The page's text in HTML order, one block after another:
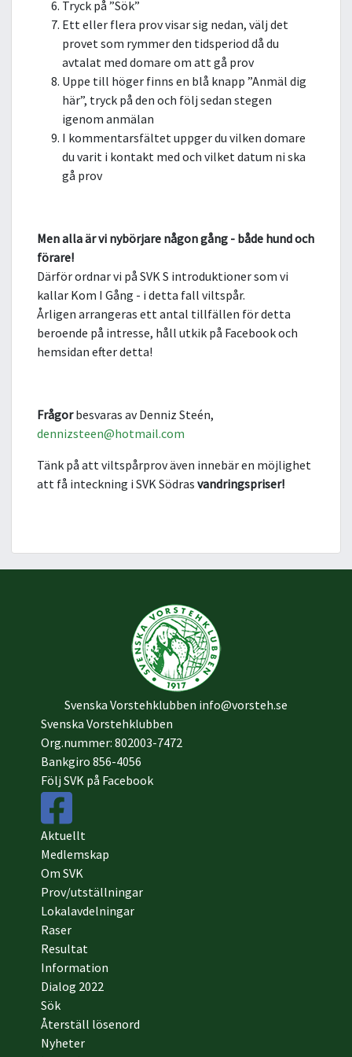
Tryck på ”Sök”
Ett eller flera prov visar sig nedan, välj det
provet som rymmer den tidsperiod då du
avtalat med domare om att gå prov
Uppe till höger finns en blå knapp ”Anmäl dig
här”, tryck på den och följ sedan stegen
igenom anmälan
I kommentarsfältet uppger du vilken domare
du varit i kontakt med och vilket datum ni ska
gå prov
Men alla är vi nybörjare någon gång - både hund och
förare!
Därför ordnar vi på SVK S introduktioner som vi
kallar Kom I Gång - i detta fall viltspår.
Årligen arrangeras ett antal tillfällen för detta
beroende på intresse, håll utkik på Facebook och
hemsidan efter detta!
Frågorbesvaras av Denniz Steén,
dennizsteen@hotmail.com
Tänk på att viltspårprov även innebären möjlighet
att få inteckning i SVK Södras vandringspriser!
Svenska Vorstehklubben info@vorsteh.se
Svenska Vorstehklubben
Org.nummer: 802003-7472
Bankgiro 856-4056
Följ SVK på Facebook
Aktuellt
Medlemskap
Om SVK
Prov/utställningar
Lokalavdelningar
Raser
Resultat
Information
Dialog 2022
Sök
Återställ lösenord
Nyheter